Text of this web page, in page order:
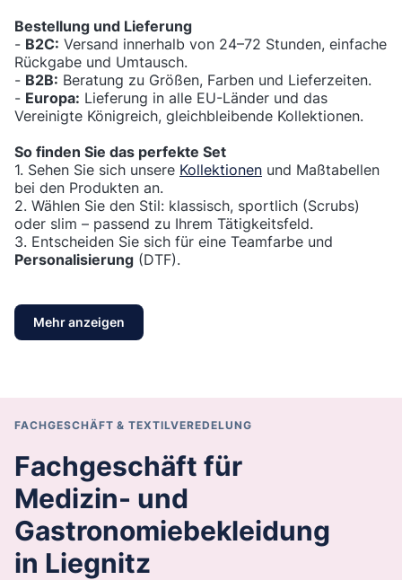
Bestellung und Lieferung
- B2C: Versand innerhalb von 24–72 Stunden, einfache
Rückgabe und Umtausch.
- B2B: Beratung zu Größen, Farben und Lieferzeiten.
- Europa: Lieferung in alle EU-Länder und das
Vereinigte Königreich, gleichbleibende Kollektionen.
So finden Sie das perfekte Set
1. Sehen Sie sich unsere Kollektionen und Maßtabellen
bei den Produkten an.
2. Wählen Sie den Stil: klassisch, sportlich (Scrubs)
oder slim – passend zu Ihrem Tätigkeitsfeld.
3. Entscheiden Sie sich für eine Teamfarbe und
Personalisierung (DTF).
Mehr anzeigen
FACHGESCHÄFT & TEXTILVEREDELUNG
Fachgeschäft für
Medizin- und
Gastronomiebekleidung
in Liegnitz